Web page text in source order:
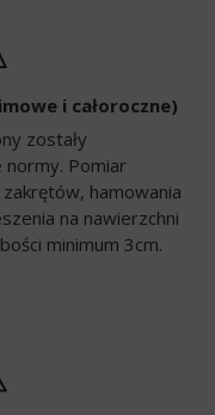
i całoroczne)
zostały
Pomiar
hamowania
na nawierzchni
minimum 3cm.